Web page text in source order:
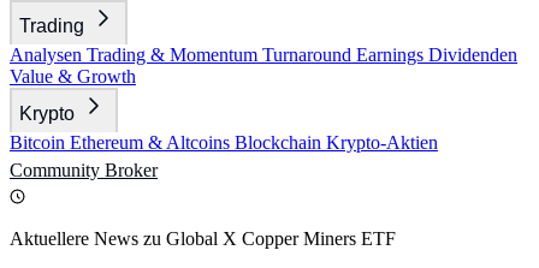
Trading
Analysen Trading & Momentum Turnaround Earnings Dividenden
Value & Growth
Krypto
Bitcoin Ethereum & Altcoins Blockchain Krypto-Aktien
Community Broker
Aktuellere News zu Global X Copper Miners ETF